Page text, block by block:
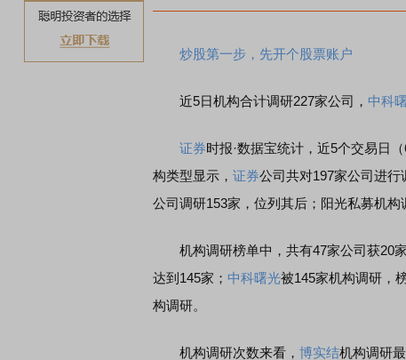
炒股第一步，先开个股票账户
近5日机构合计调研227家公司， 中科
证券时报·数据宝统计，近5个交易日
构类型显示， 证券公司共对197家公司进
公司调研153家，位列其后；阳光私募机构
机构调研榜单中，共有47家公司获20家
达到145家； 中科曙光被145家机构调研，
构调研。
机构调研次数来看， 博实结机构调研